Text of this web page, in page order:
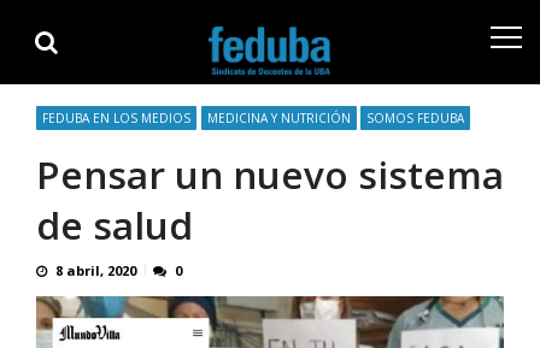
navigation
content
FEDUBA EN LOS MEDIOS MEDICINA Y NUTRICIÓN SOMOS FEDUBA
Pensar un nuevo sistema
de salud
8 abril, 2020 0